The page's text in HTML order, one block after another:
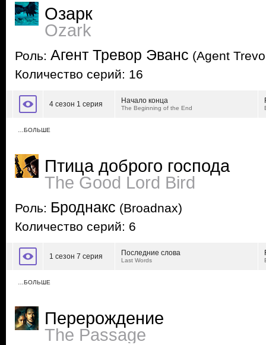
Озарк
Ozark
Роль: Агент Тревор Эванс (Agent
Количество серий: 16
4 сезон 1 серия Начало конца
The Beginning of the End
…БОЛЬШЕ
Птица доброго господа
The Good Lord Bird
Роль: Броднакс (Broadnax)
Количество серий: 6
1 сезон 7 серия Последние слова
Last Words
…БОЛЬШЕ
Перерождение
The Passage